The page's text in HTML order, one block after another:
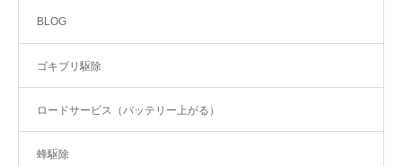
BLOG
ゴキブリ駆除
ロードサービス（バッテリー上がる）
蜂駆除